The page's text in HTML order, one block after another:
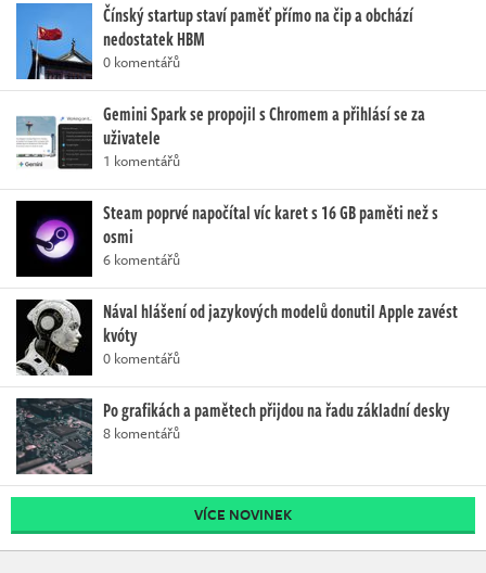
Čínský startup staví paměť přímo na čip a obchází
nedostatek HBM
0 komentářů
Gemini Spark se propojil s Chromem a přihlásí se za
uživatele
1 komentářů
Steam poprvé napočítal víc karet s 16 GB paměti než s
osmi
6 komentářů
Nával hlášení od jazykových modelů donutil Apple zavést
kvóty
0 komentářů
Po grafikách a pamětech přijdou na řadu základní desky
8 komentářů
VÍCE NOVINEK